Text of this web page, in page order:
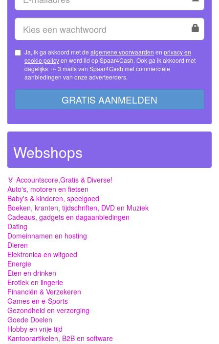
Ja, ik ga akkoord met de algemene voorwaarden en privacy en
cookie policy
dagelijks +/- 3 mails van Spaar4Cash met commerciële
aanbiedingen van onze adverteerders.
GRATIS AANMELDEN
Webshops
🏅 Accountscore,Gratis & Diverse!
Auto's, motoren en fietsen
Baby's & kinderen, speelgoed
Boeken, kranten, tijdschriften, DVD en Muziek
Cadeaus, gadgets en dagaanbiedingen
Dating
Domeinnamen en hosting
Dieren
Elektronica en witgoed
Energie
Eten en drinken
Erotiek en lingerie
Financiën & Verzekeren
Games en e-Sports
Gezondheid en verzorging
Goede Doelen
Hobby en vrije tijd
Kantoorartikelen, B2B en software